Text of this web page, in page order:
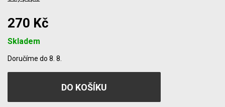
270 Kč
Skladem
Doručíme do 8. 8.